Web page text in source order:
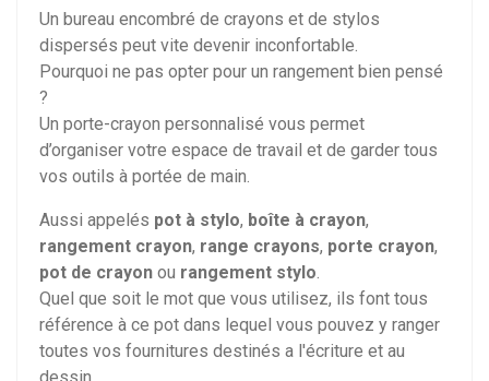
Un bureau encombré de crayons et de stylos
dispersés peut vite devenir inconfortable.
Pourquoi ne pas opter pour un rangement bien pensé
?
Un porte-crayon personnalisé vous permet
d’organiser votre espace de travail et de garder tous
vos outils à portée de main.
Aussi appelés pot à stylo, boîte à crayon,
rangement crayon, range crayons, porte crayon,
pot de crayon ou rangement stylo.
Quel que soit le mot que vous utilisez, ils font tous
référence à ce pot dans lequel vous pouvez y ranger
toutes vos fournitures destinés a l'écriture et au